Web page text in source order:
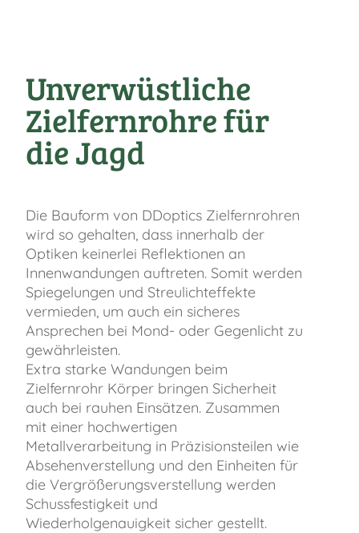
Unverwüstliche
Zielfernrohre für
die Jagd
Die Bauform von DDoptics Zielfernrohren
wird so gehalten, dass innerhalb der
Optiken keinerlei Reflektionen an
Innenwandungen auftreten. Somit werden
Spiegelungen und Streulichteffekte
vermieden, um auch ein sicheres
Ansprechen bei Mond- oder Gegenlicht zu
gewährleisten.
Extra starke Wandungen beim
Zielfernrohr Körper bringen Sicherheit
auch bei rauhen Einsätzen. Zusammen
mit einer hochwertigen
Metallverarbeitung in Präzisionsteilen wie
Absehenverstellung und den Einheiten für
die Vergrößerungsverstellung werden
Schussfestigkeit und
Wiederholgenauigkeit sicher gestellt.